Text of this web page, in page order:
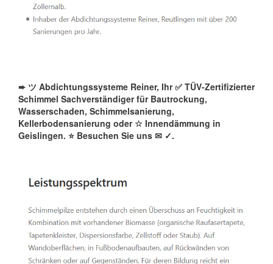
➨ ツ Abdichtungssysteme Reiner, Ihr ✅ TÜV-Zertifizierter
Schimmel Sachverständiger für Bautrockung,
Wasserschaden, Schimmelsanierung,
Kellerbodensanierung oder ☆ Innendämmung in
Geislingen. ⭐ Besuchen Sie uns ✉ ✓️.